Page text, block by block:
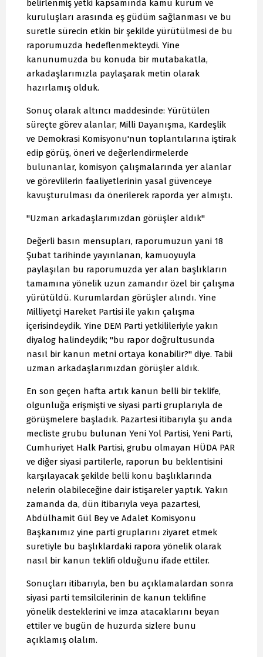
belirlenmiş yetki kapsamında kamu kurum ve
kuruluşları arasında eş güdüm sağlanması ve bu
suretle sürecin etkin bir şekilde yürütülmesi de bu
raporumuzda hedeflenmekteydi. Yine
kanunumuzda bu konuda bir mutabakatla,
arkadaşlarımızla paylaşarak metin olarak
hazırlamış olduk.
Sonuç olarak altıncı maddesinde: Yürütülen
süreçte görev alanlar; Milli Dayanışma, Kardeşlik
ve Demokrasi Komisyonu'nun toplantılarına iştirak
edip görüş, öneri ve değerlendirmelerde
bulunanlar, komisyon çalışmalarında yer alanlar
ve görevlilerin faaliyetlerinin yasal güvenceye
kavuşturulması da önerilerek raporda yer almıştı.
"Uzman arkadaşlarımızdan görüşler aldık"
Değerli basın mensupları, raporumuzun yani 18
Şubat tarihinde yayınlanan, kamuoyuyla
paylaşılan bu raporumuzda yer alan başlıkların
tamamına yönelik uzun zamandır özel bir çalışma
yürütüldü. Kurumlardan görüşler alındı. Yine
Milliyetçi Hareket Partisi ile yakın çalışma
içerisindeydik. Yine DEM Parti yetkilileriyle yakın
diyalog halindeydik; "bu rapor doğrultusunda
nasıl bir kanun metni ortaya konabilir?" diye. Tabii
uzman arkadaşlarımızdan görüşler aldık.
En son geçen hafta artık kanun belli bir teklife,
olgunluğa erişmişti ve siyasi parti gruplarıyla de
görüşmelere başladık. Pazartesi itibarıyla şu anda
mecliste grubu bulunan Yeni Yol Partisi, Yeni Parti,
Cumhuriyet Halk Partisi, grubu olmayan HÜDA PAR
ve diğer siyasi partilerle, raporun bu beklentisini
karşılayacak şekilde belli konu başlıklarında
nelerin olabileceğine dair istişareler yaptık. Yakın
zamanda da, dün itibarıyla veya pazartesi,
Abdülhamit Gül Bey ve Adalet Komisyonu
Başkanımız yine parti gruplarını ziyaret etmek
suretiyle bu başlıklardaki rapora yönelik olarak
nasıl bir kanun teklifi olduğunu ifade ettiler.
Sonuçları itibarıyla, ben bu açıklamalardan sonra
siyasi parti temsilcilerinin de kanun teklifine
yönelik desteklerini ve imza atacaklarını beyan
ettiler ve bugün de huzurda sizlere bunu
açıklamış olalım.